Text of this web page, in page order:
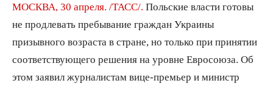
МОСКВА, 30 апреля. /ТАСС/. Польские власти готовы
не продлевать пребывание граждан Украины
призывного возраста в стране, но только при принятии
соответствующего решения на уровне Евросоюза. Об
этом заявил журналистам вице-премьер и министр